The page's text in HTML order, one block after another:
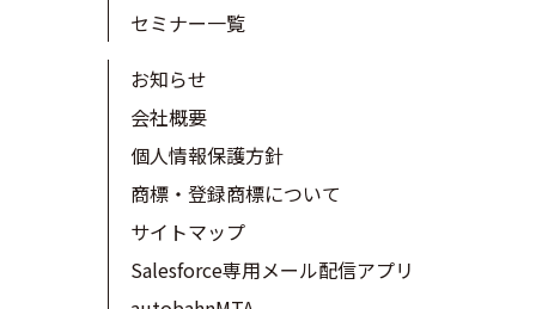
セミナー一覧
お知らせ
会社概要
個人情報保護方針
商標・登録商標について
サイトマップ
Salesforce専用メール配信アプリ